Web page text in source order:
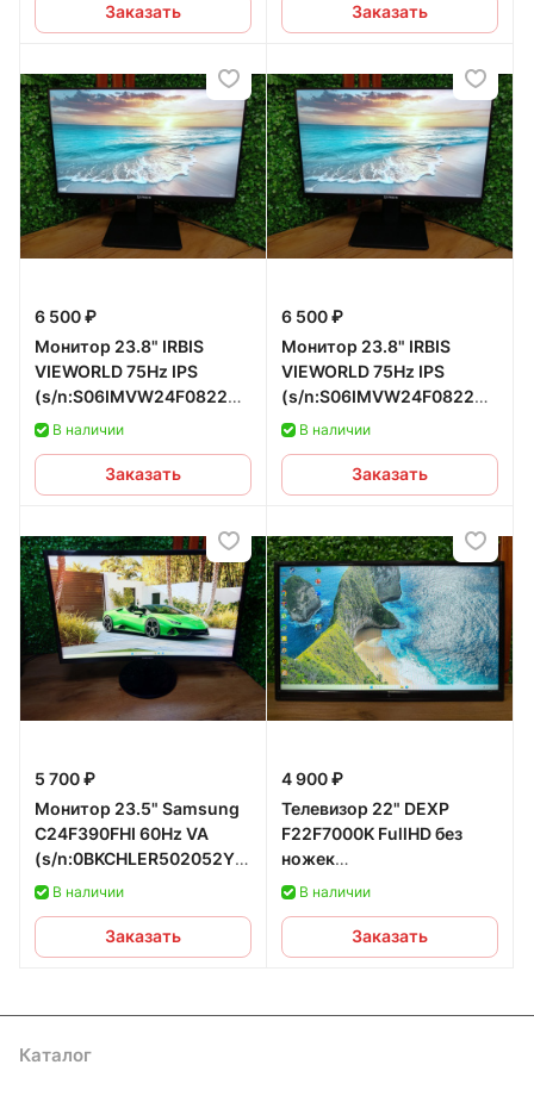
Заказать Заказать
6 500 ₽
Монитор 23.8" IRBIS
VIEWORLD 75Hz IPS
(s/n:S06IMVW24F0822891,
СЗУ s/n:142752) б/у
В наличии
Заказать
6 500 ₽
Монитор 23.8" IRBIS
VIEWORLD 75Hz IPS
(s/n:S06IMVW24F0822528,
СЗУ s/n:142753) б/у
В наличии
Заказать
5 700 ₽
Монитор 23.5" Samsung
C24F390FHI 60Hz VA
(s/n:0BKCHLER502052Y,
СЗУ s/n:142589) б/у
В наличии
Заказать
4 900 ₽
Телевизор 22" DEXP
F22F7000K FullHD без
ножек
(s/n:156029003148,
В наличии
Заказать
Каталог